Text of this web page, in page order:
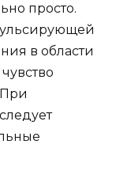
просто.
в области
При